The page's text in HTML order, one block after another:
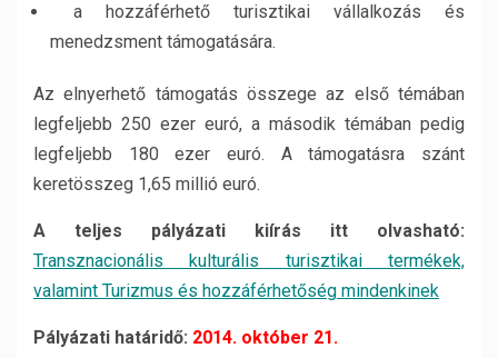
a hozzáférhető turisztikai vállalkozás és
menedzsment támogatására.
Az elnyerhető támogatás összege az első témában
legfeljebb 250 ezer euró, a második témában pedig
legfeljebb 180 ezer euró. A támogatásra szánt
keretösszeg 1,65 millió euró.
A teljes pályázati kiírás itt olvasható:
Transznacionális kulturális turisztikai termékek,
valamint Turizmus és hozzáférhetőség mindenkinek
Pályázati határidő: 2014. október 21.